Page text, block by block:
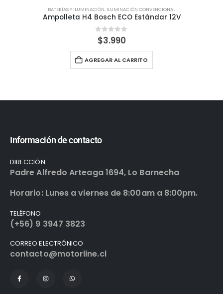
BATERÍAS Y ILUMINACIÓN, ILUMINACIÓN CONVENCIONAL
Ampolleta H4 Bosch ECO Estándar 12V
0out of 5
$3.990
AGREGAR AL CARRITO
Información de contacto
DIRECCIÓN
Padre Alfredo Arteaga 1694, Lo Barnecha
Horario: Lunes a viernes de 8:00am a 8:00pm.
TELÉFONO
(+56) 9 3947 3823
CORREO ELECTRÓNICO
contacto@motorline.cl